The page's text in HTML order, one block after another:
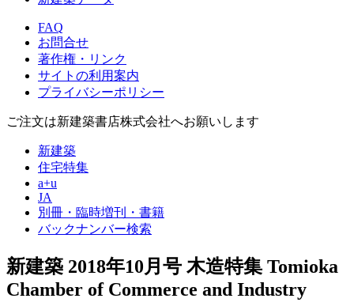
FAQ
お問合せ
著作権・リンク
サイトの利用案内
プライバシーポリシー
ご注文は新建築書店株式会社へお願いします
新建築
住宅特集
a+u
JA
別冊・臨時増刊・書籍
バックナンバー検索
新建築 2018年10月号 木造特集 Tomioka
Chamber of Commerce and Industry